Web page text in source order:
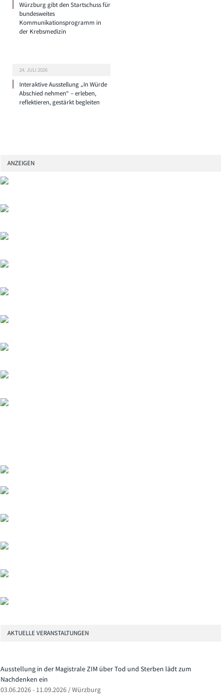
Würzburg gibt den Startschuss für
bundesweites
Kommunikationsprogramm in
der Krebsmedizin
24. JULI 2026
Interaktive Ausstellung „In Würde
Abschied nehmen“ – erleben,
reflektieren, gestärkt begleiten
ANZEIGEN
AKTUELLE VERANSTALTUNGEN
Ausstellung in der Magistrale ZIM über Tod und Sterben lädt zum
Nachdenken ein
03.06.2026 - 11.09.2026 / Würzburg